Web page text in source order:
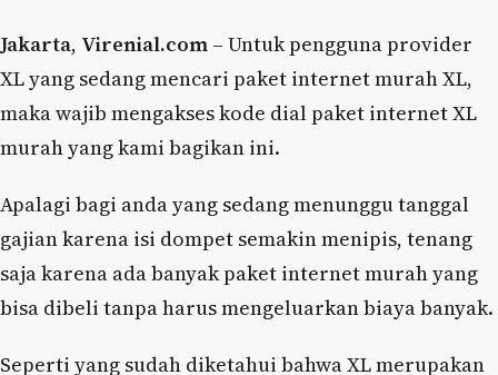
Jakarta, Virenial.com – Untuk pengguna provider
XL yang sedang mencari paket internet murah XL,
maka wajib mengakses kode dial paket internet XL
murah yang kami bagikan ini.
Apalagi bagi anda yang sedang menunggu tanggal
gajian karena isi dompet semakin menipis, tenang
saja karena ada banyak paket internet murah yang
bisa dibeli tanpa harus mengeluarkan biaya banyak.
Seperti yang sudah diketahui bahwa XL merupakan